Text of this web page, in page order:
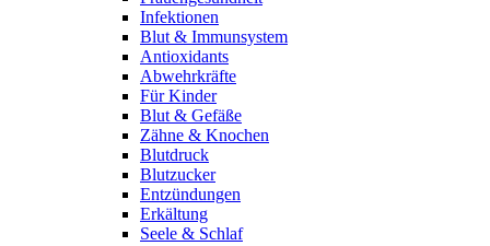
Infektionen
Blut & Immunsystem
Antioxidants
Abwehrkräfte
Für Kinder
Blut & Gefäße
Zähne & Knochen
Blutdruck
Blutzucker
Entzündungen
Erkältung
Seele & Schlaf